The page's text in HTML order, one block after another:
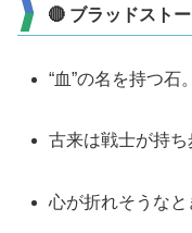
🔴 ブラッドスト
“血”の名を持つ石
古来は戦士が持ち
心が折れそうな